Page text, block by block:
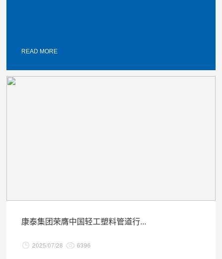
READ MORE
康泰集团荣膺中国轻工塑料管道行...
2025/07/28 6396